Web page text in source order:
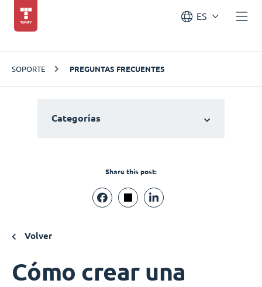
ES
SOPORTE PREGUNTAS FRECUENTES
Categorías
Share this post:
Volver
Cómo crear una